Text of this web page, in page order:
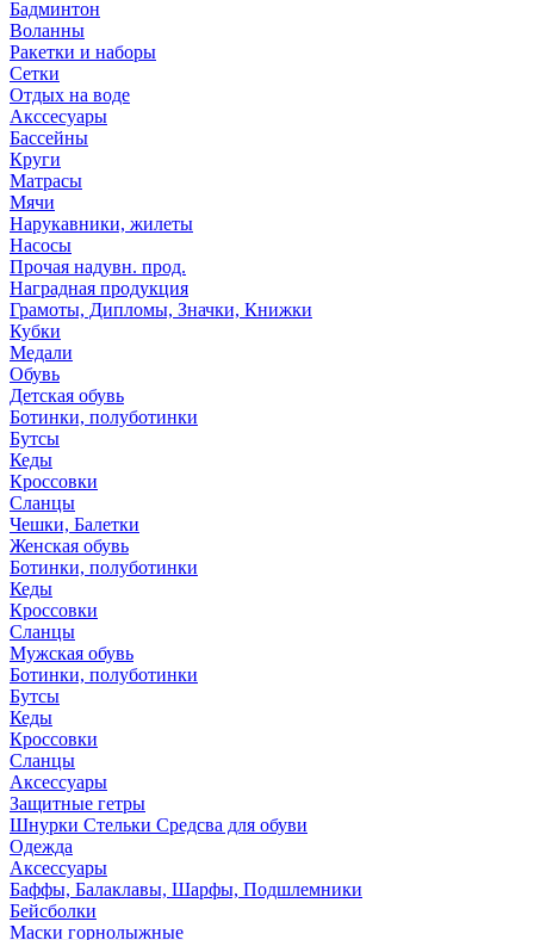
Бадминтон
Воланны
Ракетки и наборы
Сетки
Отдых на воде
Акссесуары
Бассейны
Круги
Матрасы
Мячи
Нарукавники, жилеты
Насосы
Прочая надувн. прод.
Наградная продукция
Грамоты, Дипломы, Значки, Книжки
Кубки
Медали
Обувь
Детская обувь
Ботинки, полуботинки
Бутсы
Кеды
Кроссовки
Сланцы
Чешки, Балетки
Женская обувь
Ботинки, полуботинки
Кеды
Кроссовки
Сланцы
Мужская обувь
Ботинки, полуботинки
Бутсы
Кеды
Кроссовки
Сланцы
Аксессуары
Защитные гетры
Шнурки Стельки Средсва для обуви
Одежда
Аксессуары
Баффы, Балаклавы, Шарфы, Подшлемники
Бейсболки
Маски горнолыжные